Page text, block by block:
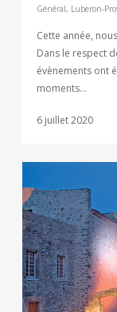
Général, Luberon-
Cette année,
Dans le respect
évènements ont
moments…
6 juillet 2020